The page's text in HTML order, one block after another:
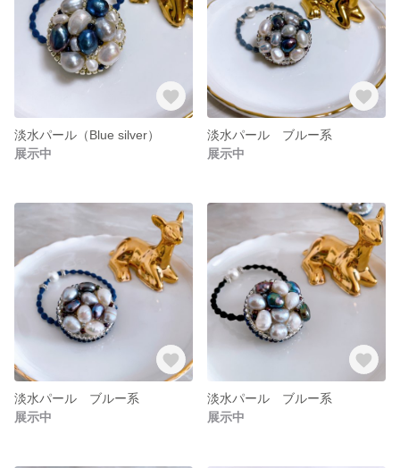
淡水パール（Blue silver）
展示中
淡水パール ブルー系
展示中
淡水パール ブルー系
展示中
淡水パール ブルー系
展示中